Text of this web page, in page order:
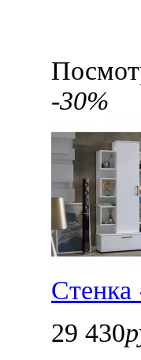
-30%
Стенка
29 430